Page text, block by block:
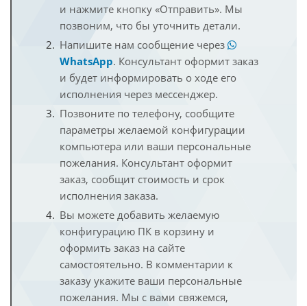
и нажмите кнопку «Отправить». Мы
позвоним, что бы уточнить детали.
Напишите нам сообщение через
WhatsApp. Консультант оформит заказ
и будет информировать о ходе его
исполнения через мессенджер.
Позвоните по телефону, сообщите
параметры желаемой конфигурации
компьютера или ваши персональные
пожелания. Консультант оформит
заказ, сообщит стоимость и срок
исполнения заказа.
Вы можете добавить желаемую
конфигурацию ПК в корзину и
оформить заказ на сайте
самостоятельно. В комментарии к
заказу укажите ваши персональные
пожелания. Мы с вами свяжемся,